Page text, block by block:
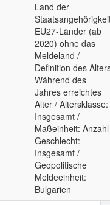
Land der
EU27-Länder (ab
2020) ohne das
Meldeland /
Definition des
Während des
Jahres erreichtes
Alter / Altersklasse:
Insgesamt /
Maßeinheit:
Geschlecht:
Insgesamt /
Geopolitische
Meldeeinheit:
Bulgarien